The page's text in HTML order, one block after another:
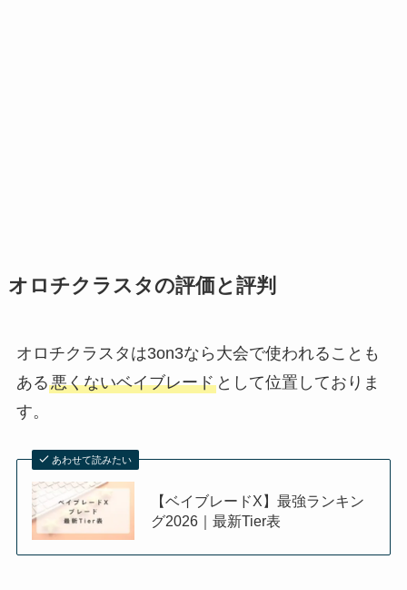
オロチクラスタの評価と評判
オロチクラスタは3on3なら大会で使われることも
ある悪くないベイブレードとして位置しておりま
す。
あわせて読みたい
【ベイブレードX】最強ランキン
グ2026｜最新Tier表